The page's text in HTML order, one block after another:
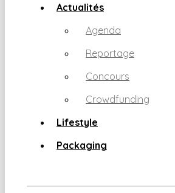
Actualités
Agenda
Reportage
Concours
Crowdfunding
Lifestyle
Packaging